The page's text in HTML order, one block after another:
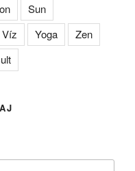
Sun
Víz Yoga
Zen